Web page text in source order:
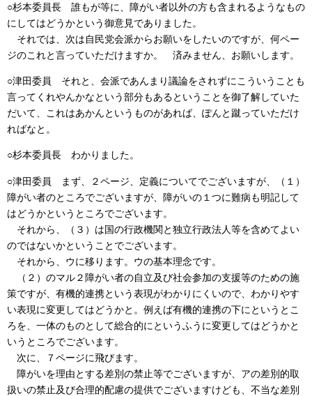
○杉本委員長 誰もが等に、障がい者以外の方も含まれるようなもの
にしてはどうかという御意見でありました。
それでは、次は自民党会派からお願いをしたいのですが、何ペー
ジのこれと言っていただけますか。 済みません、お願いします。
○津田委員 それと、会派であんまり議論をされずにこういうことも
言ってくれやんかなという部分もあるということを御了解していた
だいて、これはあかんというものがあれば、ぽんと蹴っていただけ
ればなと。
○杉本委員長 わかりました。
○津田委員 まず、２ページ、定義についてでございますが、（１）
障がい者のところでございますが、障がいの１つに難病も明記して
はどうかというところでございます。
それから、（３）は国の行政機関と独立行政法人等を含めてよい
のではないかということでございます。
それから、ウに移ります。ウの基本理念です。
（２）のマル２障がい者の自立及び社会参加の支援等のための施
策ですが、有機的連携という表現がわかりにくいので、わかりやす
い表現に変更してはどうかと。例えば有機的連携の下にというとこ
ろを、一体のものとして総合的にというふうに変更してはどうかと
いうところでございます。
次に、７ページに飛びます。
障がいを理由とする差別の禁止等でございますが、アの差別的取
扱いの禁止及び合理的配慮の提供でございますけども、不当な差別